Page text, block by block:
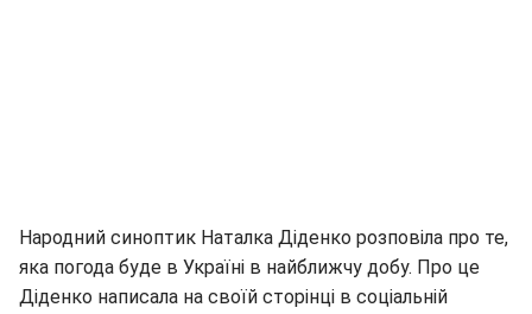
Народний синоптик Наталка Діденко розповіла про те,
яка погода буде в Україні в найближчу добу. Про це
Діденко написала на своїй сторінці в соціальній